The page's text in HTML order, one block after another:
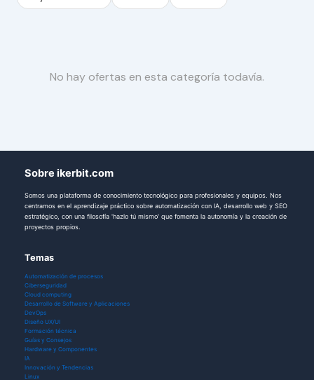
No hay ofertas en esta categoría todavía.
Sobre ikerbit.com
Somos una plataforma de conocimiento tecnológico para profesionales y equipos. Nos
centramos en el aprendizaje práctico sobre automatización con IA, desarrollo web y SEO
estratégico, con una filosofía 'hazlo tú mismo' que fomenta la autonomía y la creación de
proyectos propios.
Temas
Automatización de procesos
Ciberseguridad
Cloud computing
Desarrollo de Software y Aplicaciones
DevOps
Diseño UX/UI
Formación técnica
Guías y Consejos
Hardware y Componentes
IA
Innovación y Tendencias
Linux